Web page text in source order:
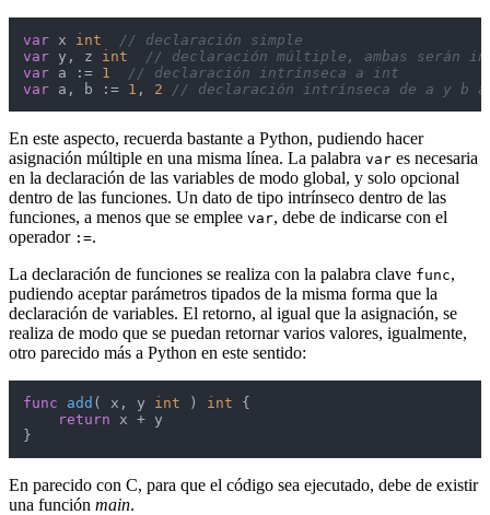
var x int
// declaración simple
var y, z int
// declaración múltiple, ambas serán
var a := 1
// declaración intrínseca a int
var a, b := 1 , 2 // declaración intrínseca de a y b
En este aspecto, recuerda bastante a Python, pudiendo hacer
asignación múltiple en una misma línea. La palabra var es necesaria
en la declaración de las variables de modo global, y solo opcional
dentro de las funciones. Un dato de tipo intrínseco dentro de las
funciones, a menos que se emplee var, debe de indicarse con el
operador :=.
La declaración de funciones se realiza con la palabra clave func,
pudiendo aceptar parámetros tipados de la misma forma que la
declaración de variables. El retorno, al igual que la asignación, se
realiza de modo que se puedan retornar varios valores, igualmente,
otro parecido más a Python en este sentido:
func add ( x, y int ) int {
return x + y
}
En parecido con C, para que el código sea ejecutado, debe de existir
una función main.